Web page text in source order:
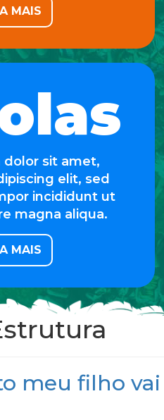
MAIS
dolor sit amet,
elit, sed
incididunt ut
magna aliqua.
MAIS
meu filho vai